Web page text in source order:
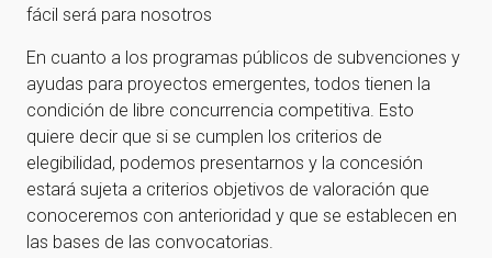
fácil será para nosotros
En cuanto a los programas públicos de subvenciones y
ayudas para proyectos emergentes, todos tienen la
condición de libre concurrencia competitiva. Esto
quiere decir que si se cumplen los criterios de
elegibilidad, podemos presentarnos y la concesión
estará sujeta a criterios objetivos de valoración que
conoceremos con anterioridad y que se establecen en
las bases de las convocatorias.